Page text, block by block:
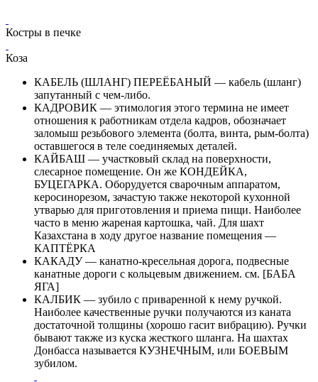
Костры в печке
Коза
КАБЕЛЬ (ШЛАНГ) ПЕРЕЁБАНЫЙ — кабель (шланг)
запутанный с чем-либо.
КАДРОВИК — этимология этого термина не имеет
отношения к работникам отдела кадров, обозначает
заломыш резьбового элемента (болта, винта, рым-болта)
оставшегося в теле соединяемых деталей.
КАЙБАШ — участковый склад на поверхности,
слесарное помещение. Он же КОНДЕЙКА,
БУЦЕГАРКА. Оборудуется сварочным аппаратом,
керосинорезом, зачастую также некоторой кухонной
утварью для приготовления и приема пищи. Наиболее
часто в меню жареная картошка, чай. Для шахт
Казахстана в ходу другое название помещения —
КАПТЁРКА
КАКАДУ — канатно-кресельная дорога, подвесные
канатные дороги с кольцевым движением. см. [БАБА
ЯГА]
КАЛБИК — зубило с приваренной к нему ручкой.
Наиболее качественные ручки получаются из каната
достаточной толщины (хорошо гасит вибрацию). Ручки
бывают также из куска жесткого шланга. На шахтах
Донбасса называется КУЗНЕЧНЫМ, или БОЕВЫМ
зубилом.